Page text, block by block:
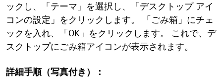
ックし、「テーマ」を選択し、「デスクトップ アイ
コンの設定」をクリックします。 「ごみ箱」にチェ
ックを入れ、「OK」をクリックします。 これで、デ
スクトップにごみ箱アイコンが表示されます。
詳細手順（写真付き）：